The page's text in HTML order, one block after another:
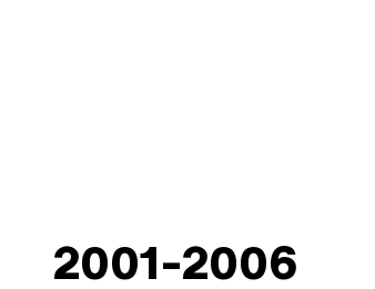
2001-2006